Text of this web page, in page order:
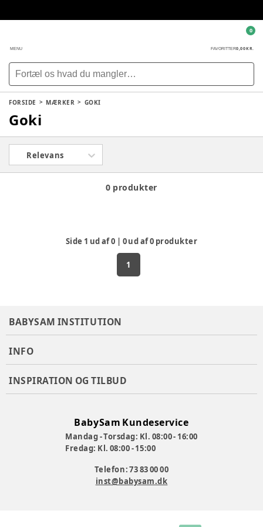
MENU FAVORITTER0,00 KR.
0
FORSIDE MÆRKER GOKI
Goki
Relevans
0 produkter
Side 1 ud af0 0ud af0 produkter
1
BABYSAM INSTITUTION
INFO
INSPIRATION OG TILBUD
BabySam Kundeservice
Mandag - Torsdag: Kl. 08:00 - 16:00
Fredag: Kl. 08:00 - 15:00
Telefon: 73 83 00 00
inst@babysam.dk